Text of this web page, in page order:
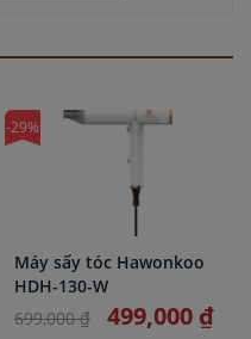
-29%
Máy sấy tóc Hawonkoo
HDH-130-W
699,000 ₫
499,000 ₫